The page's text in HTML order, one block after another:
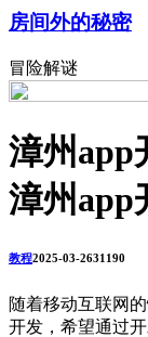
房间外的秘密
冒险解谜
漳州app
漳州app
教程2025-03-2631190
随着移动互联网
开发，希望通过